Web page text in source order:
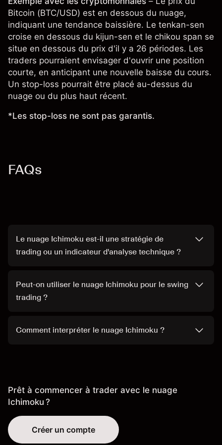
Bitcoin (BTC/USD) est en dessous du nuage,
indiquant une tendance baissière. Le tenkan-sen
croise en dessous du kijun-sen et le chikou span se
situe en dessous du prix d'il y a 26 périodes. Les
traders pourraient envisager d'ouvrir une position
courte, en anticipant une nouvelle baisse du cours.
Un stop-loss pourrait être placé au-dessus du
nuage ou du plus haut récent.
*Les stop-loss ne sont pas garantis.
FAQs
Le nuage Ichimoku est-il une stratégie de
trading ou un indicateur d'analyse technique ?
Peut-on utiliser le nuage Ichimoku pour le swing
trading ?
Comment interpréter le nuage Ichimoku ?
Prêt à commencer à trader avec le nuage
Ichimoku ?
Créer un compte